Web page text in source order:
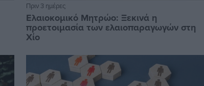
Πριν 3 ημέρες
Ελαιοκομικό Μητρώο: Ξεκινά η
προετοιμασία των ελαιοπαραγωγών στη
Χίο